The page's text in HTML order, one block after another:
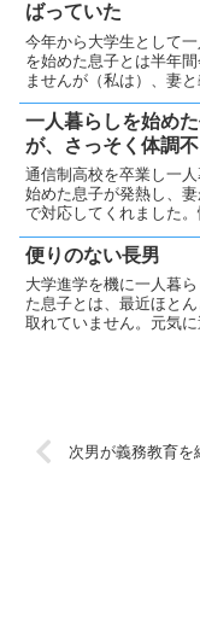
ばっていた
今年から大学生として一
を始めた息子とは半年
ませんが（私は）、妻と
園祭を訪問しました。
そうでしたが楽しそうに
おり、妻と義母はその様
し、とても良い旅になっ
す。
一人暮らしを始め
が、さっそく体調
通信制高校を卒業し一
始めた息子が発熱し、
で対応してくれました
医療機関受診も何とか
したが、薬の服用に迷う
なことだらけです。まず
回復を願うのみです。
便りのない長男
大学進学を機に一人暮
た息子とは、最近ほと
取れていません。元気に
次男が義務教育を